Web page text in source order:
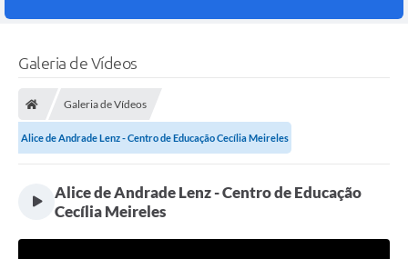
Galeria de Vídeos
Galeria de Vídeos
Alice de Andrade Lenz - Centro de Educação Cecília Meireles
Alice de Andrade Lenz - Centro de Educação
Cecília Meireles